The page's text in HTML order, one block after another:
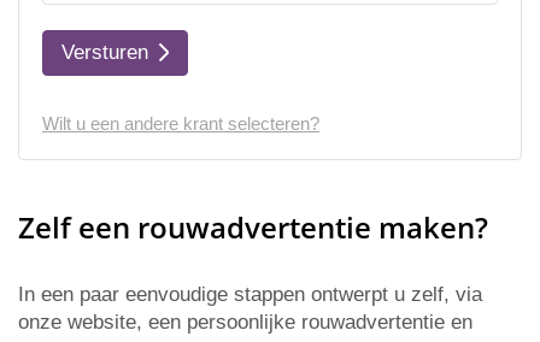
Versturen
Wilt u een andere krant selecteren?
Zelf een rouwadvertentie maken?
In een paar eenvoudige stappen ontwerpt u zelf, via
onze website, een persoonlijke rouwadvertentie en